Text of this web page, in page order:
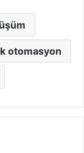
otomasyon